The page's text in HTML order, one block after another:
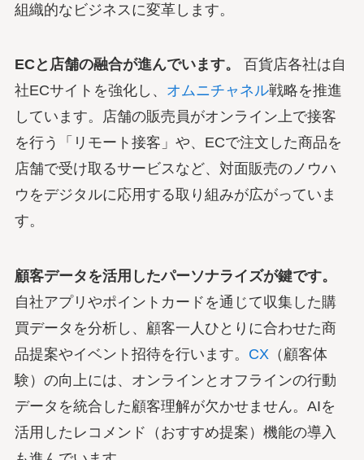
組織的なビジネスに変革します。
ECと店舗の融合が進んでいます。
百貨店各社は自
社ECサイトを強化し、 オムニチャネル戦略を推進
しています。店舗の販売員がオンライン上で接客
を行う「リモート接客」や、ECで注文した商品を
店舗で受け取るサービスなど、対面販売のノウハ
ウをデジタルに応用する取り組みが広がっていま
す。
顧客データを活用したパーソナライズが鍵です。
自社アプリやポイントカードを通じて収集した購
買データを分析し、顧客一人ひとりに合わせた商
品提案やイベント招待を行います。 CX（顧客体
験）の向上には、オンラインとオフラインの行動
データを統合した顧客理解が欠かせません。AIを
活用したレコメンド（おすすめ提案）機能の導入